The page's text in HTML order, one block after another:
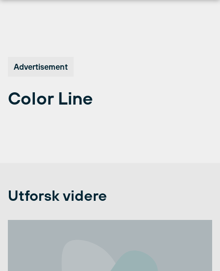
Advertisement
Color Line
Utforsk videre